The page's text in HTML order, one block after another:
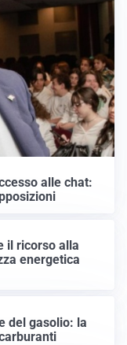
alle chat:
il ricorso alla
energetica
del gasolio: la